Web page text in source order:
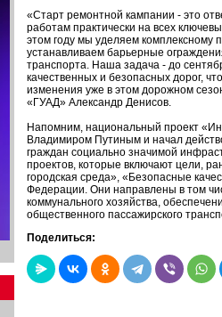
«Старт ремонтной кампании - это
работам практически на всех
этом году мы уделяем комплексному
устанавливаем барьерные
транспорта. Наша задача - до
качественных и безопасных дорог,
изменения уже в этом дорожном
«ГУАД» Александр Денисов.
Напомним, национальный проект
Владимиром Путиным и начал
граждан социально значимой
проектов, которые включают цели,
городская среда», «Безопасные
Федерации. Они направлены в том
коммунального хозяйства,
общественного пассажирского
Поделиться: